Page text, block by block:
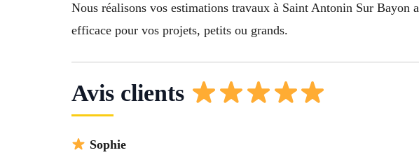
Nous réalisons vos estimations travaux à Saint Antonin Sur Bayon
efficace pour vos projets, petits ou grands.
Avis clients
Sophie